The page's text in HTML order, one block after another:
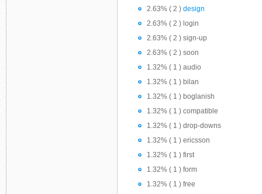
2.63% ( 2 ) design
2.63% ( 2 ) login
2.63% ( 2 ) sign-up
2.63% ( 2 ) soon
1.32% ( 1 ) audio
1.32% ( 1 ) bilan
1.32% ( 1 ) boglanish
1.32% ( 1 ) compatible
1.32% ( 1 ) drop-downs
1.32% ( 1 ) ericsson
1.32% ( 1 ) first
1.32% ( 1 ) form
1.32% ( 1 ) free